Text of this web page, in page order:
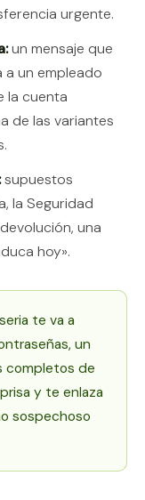
urgente.
un mensaje que
un empleado
la cuenta
de las variantes
supuestos
la Seguridad
una
hoy».
te va a
un
completos de
y te enlaza
sospechoso